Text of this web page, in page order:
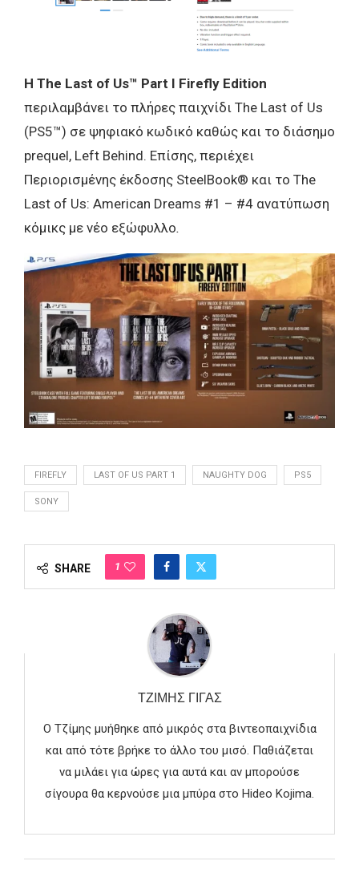
H The Last of Us™ Part I Firefly Edition
περιλαμβάνει τo πλήρες παιχνίδι The Last of Us
(PS5™) σε ψηφιακό κωδικό καθώς και το διάσημο
prequel, Left Behind. Επίσης, περιέχει
Περιορισμένης έκδοσης SteelBook® και το The
Last of Us: American Dreams #1 – #4 ανατύπωση
κόμικς με νέο εξώφυλλο.
FIREFLY LAST OF US PART 1 NAUGHTY DOG PS5
SONY
SHARE 1
ΤΖΊΜΗΣ ΓΊΓΑΣ
Ο Τζίμης μυήθηκε από μικρός στα βιντεοπαιχνίδια
και από τότε βρήκε το άλλο του μισό. Παθιάζεται
να μιλάει για ώρες για αυτά και αν μπορούσε
σίγουρα θα κερνούσε μια μπύρα στο Hideo Kojima.